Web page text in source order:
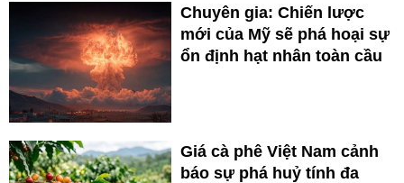
Chuyên gia: Chiến lược
mới của Mỹ sẽ phá hoại sự
ổn định hạt nhân toàn cầu
Giá cà phê Việt Nam cảnh
báo sự phá huỷ tính đa